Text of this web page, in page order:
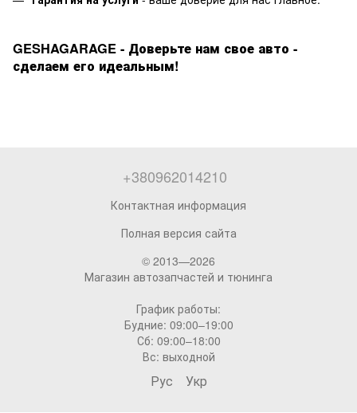
GESHAGARAGE - Доверьте нам свое авто -
сделаем его идеальным!
+380962014210
Контактная информация
Полная версия сайта
© 2013—2026
Магазин автозапчастей и тюнинга
График работы:
Будние: 09:00–19:00
Сб: 09:00–18:00
Вс: выходной
Рус Укр